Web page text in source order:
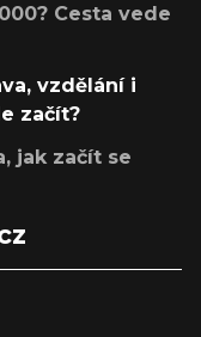
Cesta vede
vzdělání i
začít?
jak začít se